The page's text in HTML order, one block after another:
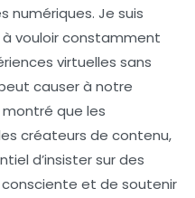
numériques. Je suis
vouloir constamment
virtuelles sans
causer à notre
montré que les
créateurs de contenu,
d’insister sur des
et de soutenir